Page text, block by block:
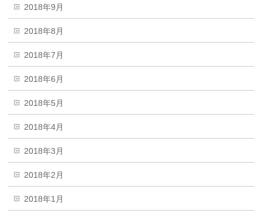
2018年9月
2018年8月
2018年7月
2018年6月
2018年5月
2018年4月
2018年3月
2018年2月
2018年1月